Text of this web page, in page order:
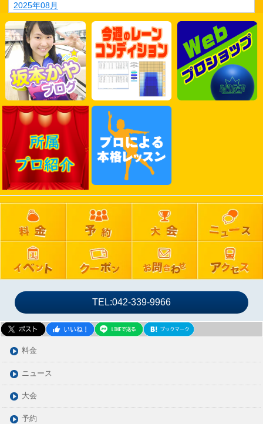
2025年08月
2025年07月
2025年06月
2025年05月
2025年04月
2025年03月
2025年02月
2025年01月
2024年12月
2024年11月
2024年10月
2024年09月
2024年08月
2024年07月
2024年06月
2024年05月
2024年04月
2024年03月
2024年02月
2024年01月
2023年12月
2023年11月
2023年10月
2023年09月
2023年08月
TEL:042-339-9966
料金
ニュース
大会
予約